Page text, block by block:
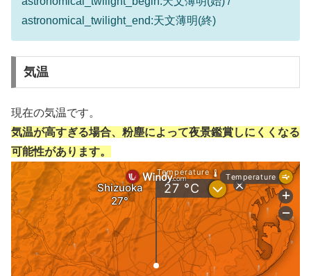
astronomical_twilight_end:天文薄明(終)
気温
現在の気温です。
気温が高すぎる場合、粉塵によって夜景鑑賞しにくくなる
可能性があります。